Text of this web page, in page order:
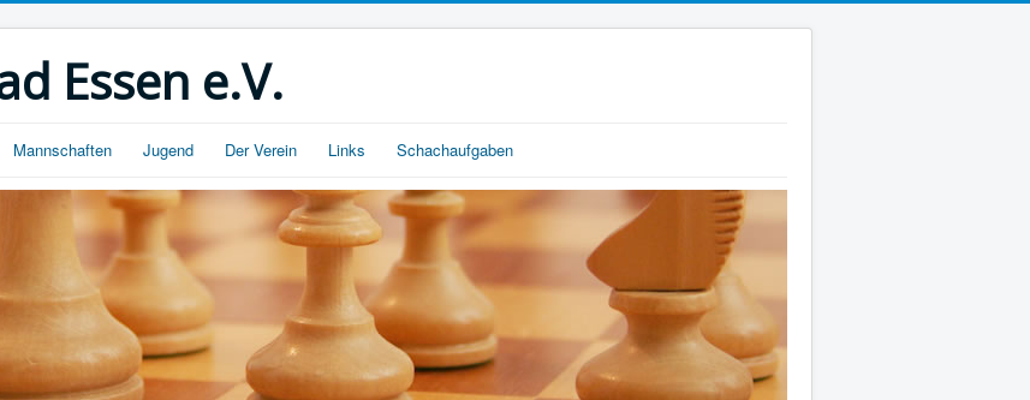
Essen e.V.
Mannschaften Jugend Der Verein Links Schachaufgaben